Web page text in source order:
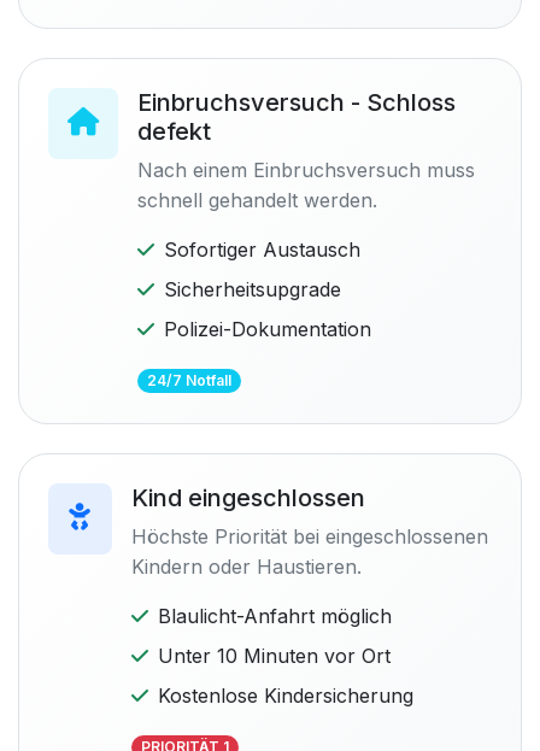
Einbruchsversuch - Schloss
defekt
Nach einem Einbruchsversuch muss
schnell gehandelt werden.
Sofortiger Austausch
Sicherheitsupgrade
Polizei-Dokumentation
24/7 Notfall
Kind eingeschlossen
Höchste Priorität bei eingeschlossenen
Kindern oder Haustieren.
Blaulicht-Anfahrt möglich
Unter 10 Minuten vor Ort
Kostenlose Kindersicherung
PRIORITÄT 1